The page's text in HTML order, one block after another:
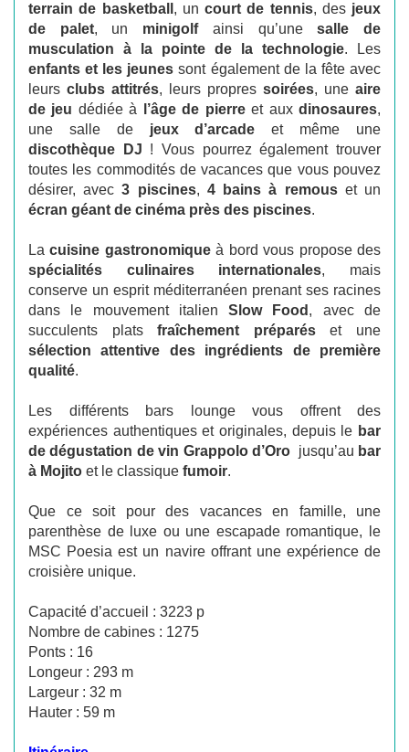
terrain de basketball , un court de tennis, des jeux
de palet, un minigolfainsi qu’unesalle de
musculation à la pointe de la technologie. Les
enfants et les jeunes sont également de la fête avec
leurs clubs attitrés, leurs propres soirées, une aire
de jeu dédiée à l’âge de pierreet auxdinosaures,
une salle de jeux d’arcade et même une
discothèque DJ ! Vous pourrez également trouver
toutes les commodités de vacances que vous pouvez
désirer, avec3 piscines, 4 bains à remouset un
écran géant de cinéma près des piscines.
Lacuisine gastronomiqueà bord vous propose des
spécialités culinaires internationales, mais
conserve un esprit méditerranéen prenant ses racines
dans le mouvement italienSlow Food , avec de
succulents platsfraîchement préparéset une
sélection attentive des ingrédients de première
qualité.
Les différents bars lounge vous offrent des
expériences authentiques et originales, depuis le bar
de dégustation de vin Grappolo d’Orojusqu’au bar
à Mojito et le classique fumoir.
Que ce soit pour des vacances en famille, une
parenthèse de luxe ou une escapade romantique, le
MSC Poesia est un navire offrant une expérience de
croisière unique.
Capacité d’accueil : 3223 p
Nombre de cabines : 1275
Ponts : 16
Longeur : 293 m
Largeur : 32 m
Hauter : 59 m